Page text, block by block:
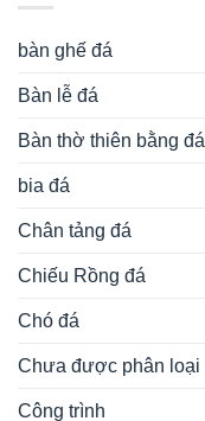
bàn ghế đá
Bàn lễ đá
Bàn thờ thiên bằng đá
bia đá
Chân tảng đá
Chiếu Rồng đá
Chó đá
Chưa được phân loại
Công trình